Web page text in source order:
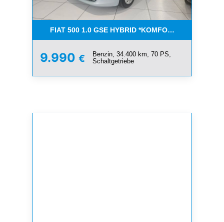
FIAT 500 1.0 GSE HYBRID *KOMFORT PAKET*CAR-
9.990 €
Benzin, 34.400 km, 70 PS,
Schaltgetriebe